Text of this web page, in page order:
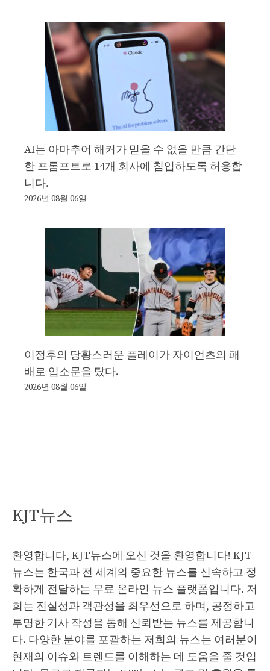
AI는 아마추어 해커가 믿을 수 없을 만큼 간단
한 프롬프트로 14개 회사에 침입하도록 허용합
니다.
2026년 08월 06일
이정후의 당황스러운 플레이가 자이언츠의 패
배로 입소문을 탔다.
2026년 08월 06일
KJT뉴스
환영합니다, KJT뉴스에 오신 것을 환영합니다! KJT
뉴스는 한국과 전 세계의 중요한 뉴스를 신속하고 정
확하게 전달하는 무료 온라인 뉴스 플랫폼입니다. 저
희는 진실성과 객관성을 최우선으로 하며, 공정하고
투명한 기사 작성을 통해 신뢰받는 뉴스를 제공합니
다. 다양한 분야를 포괄하는 저희의 뉴스는 여러분이
현재의 이슈와 트렌드를 이해하는 데 도움을 줄 것입